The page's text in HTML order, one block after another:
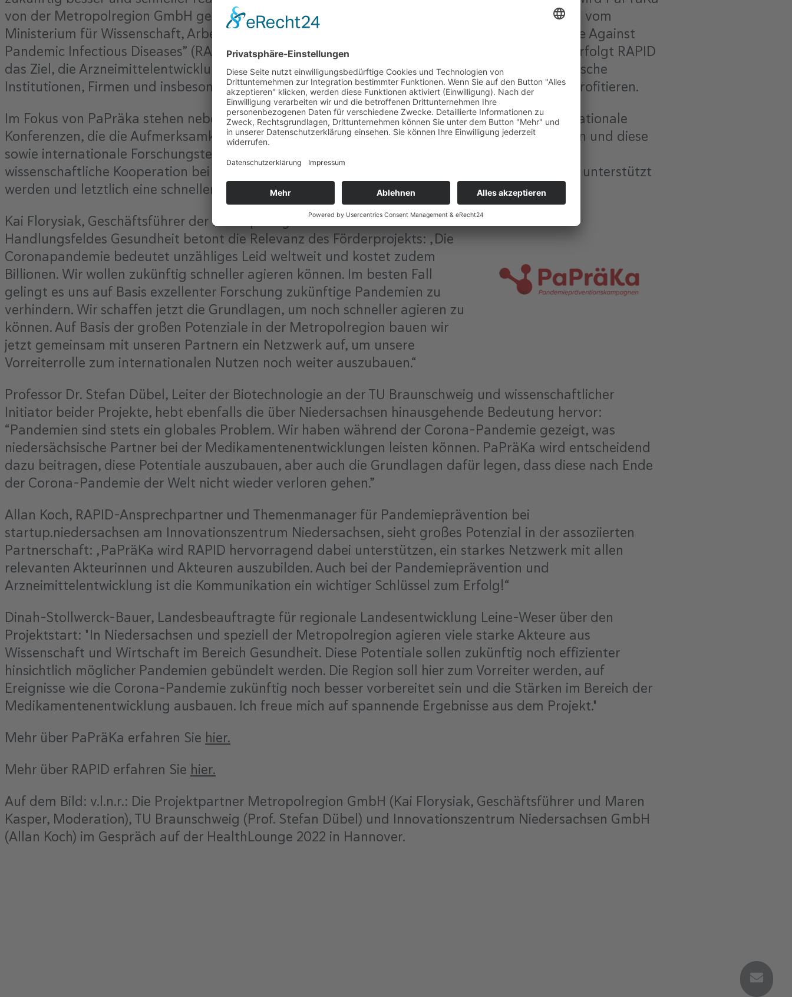
von der Metropolregion GmbH gesteuert. Dabei besteht eine enge Kooperation mit dem neuen vom
Ministerium für Wissenschaft, Arbeit, Verkehr und Digitalisierung geförderten Projekt “Response Against
Pandemic Infectious Diseases” (RAPID). Im Rahmen der Startup-Strategie für Niedersachsen verfolgt RAPID
das Ziel, die Arzneimittelentwicklung in zukünftigen Pandemien zu beschleunigen. Niedersächsische
Institutionen, Firmen und insbesondere Startups aus den Lebenswissenschaften sollen davon profitieren.
Im Fokus von PaPräka stehen neben vielfältigen Kommunikationsmaßnahmen vor allem internationale
Konferenzen, die die Aufmerksamkeit auf die Arbeit relevanter Stakeholder in der Region lenken und diese
sowie internationale Forschungsteams miteinander vernetzen sollen. Ein Schwerpunkt ist die
wissenschaftliche Kooperation bei der Medikamentenentwicklung, sodass Initiativen wie RAPID unterstützt
werden und letztlich eine schnellere und effizientere Reaktion auf Pandemien ermöglicht wird.
Kai Florysiak, Geschäftsführer der Metropolregion GmbH und Leiter des
Handlungsfeldes Gesundheit betont die Relevanz des Förderprojekts: „Die
Coronapandemie bedeutet unzähliges Leid weltweit und kostet zudem
Billionen. Wir wollen zukünftig schneller agieren können. Im besten Fall
gelingt es uns auf Basis exzellenter Forschung zukünftige Pandemien zu
verhindern. Wir schaffen jetzt die Grundlagen, um noch schneller agieren zu
können. Auf Basis der großen Potenziale in der Metropolregion bauen wir
jetzt gemeinsam mit unseren Partnern ein Netzwerk auf, um unsere
Vorreiterrolle zum internationalen Nutzen noch weiter auszubauen.“
Professor Dr. Stefan Dübel, Leiter der Biotechnologie an der TU Braunschweig und wissenschaftlicher
Initiator beider Projekte, hebt ebenfalls die über Niedersachsen hinausgehende Bedeutung hervor:
“Pandemien sind stets ein globales Problem. Wir haben während der Corona-Pandemie gezeigt, was
niedersächsische Partner bei der Medikamentenentwicklungen leisten können. PaPräKa wird entscheidend
dazu beitragen, diese Potentiale auszubauen, aber auch die Grundlagen dafür legen, dass diese nach Ende
der Corona-Pandemie der Welt nicht wieder verloren gehen.”
Allan Koch, RAPID-Ansprechpartner und Themenmanager für Pandemieprävention bei
startup.niedersachsen am Innovationszentrum Niedersachsen, sieht großes Potenzial in der assoziierten
Partnerschaft: „PaPräKa wird RAPID hervorragend dabei unterstützen, ein starkes Netzwerk mit allen
relevanten Akteurinnen und Akteuren auszubilden. Auch bei der Pandemieprävention und
Arzneimittelentwicklung ist die Kommunikation ein wichtiger Schlüssel zum Erfolg!“
Dinah-Stollwerck-Bauer, Landesbeauftragte für regionale Landesentwicklung Leine-Weser über den
Projektstart: "In Niedersachsen und speziell der Metropolregion agieren viele starke Akteure aus
Wissenschaft und Wirtschaft im Bereich Gesundheit. Diese Potentiale sollen zukünftig noch effizienter
hinsichtlich möglicher Pandemien gebündelt werden. Die Region soll hier zum Vorreiter werden, auf
Ereignisse wie die Corona-Pandemie zukünftig noch besser vorbereitet sein und die Stärken im Bereich der
Medikamentenentwicklung ausbauen. Ich freue mich auf spannende Ergebnisse aus dem Projekt."
Mehr über PaPräKa erfahren Sie hier.
Mehr über RAPID erfahren Sie hier.
Auf dem Bild: v.l.n.r.: Die Projektpartner Metropolregion GmbH (Kai Florysiak, Geschäftsführer und Maren
Kasper, Moderation), TU Braunschweig (Prof. Stefan Dübel) und Innovationszentrum Niedersachsen GmbH
(Allan Koch) im Gespräch auf der HealthLounge 2022 in Hannover.